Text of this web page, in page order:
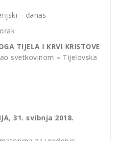
– danas
TIJELA I KRVI KRISTOVE
svetkovinom – Tijelovska
31. svibnja 2018.